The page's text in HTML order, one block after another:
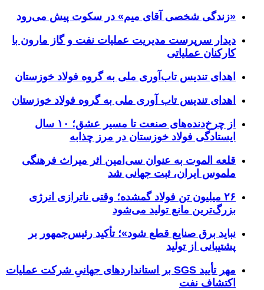
«زندگی شخصی آقای میم» در سکوت پیش می‌رود
دیدار سرپرست مدیریت عملیات نفت و گاز مارون با
کارکنان عملیاتی
اهدای تندیس تاب‌آوری ملی به گروه فولاد خوزستان
اهدای تندیس تاب آوری ملی به گروه فولاد خوزستان
از چرخ‌دنده‌های صنعت تا مسیر عشق؛ ۱۰ سال
ایستادگی فولاد خوزستان در مرز چذابه
قلعه الموت به عنوان سی‌امین اثر میراث‌ فرهنگی
ملموس ایران، ثبت جهانی شد
۲۶ میلیون تن فولاد گمشده؛ وقتی ناترازی انرژی
بزرگ‌ترین مانع تولید می‌شود
نباید برق صنایع قطع شود»؛ تأکید رئیس‌جمهور بر
پشتیبانی از تولید
مهر تأیید SGS بر استانداردهای جهانیِ شرکت عملیات
اکتشاف نفت